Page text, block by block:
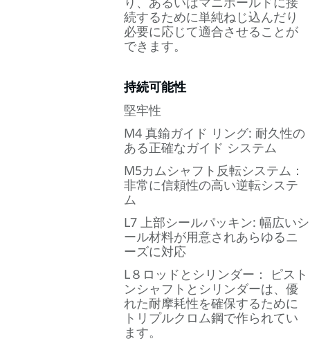
続するために単純ねじ込んだり
必要に応じて適合させることが
できます。
持続可能性
堅牢性
M4 真鍮ガイド リング: 耐久性の
ある正確なガイド システム
M5カムシャフト反転システム：
非常に信頼性の高い逆転システ
ム
L7 上部シールパッキン: 幅広いシ
ール材料が用意されあらゆるニ
ーズに対応
L８ロッドとシリンダー： ピスト
ンシャフトとシリンダーは、優
れた耐摩耗性を確保するために
トリプルクロム鋼で作られてい
ます。